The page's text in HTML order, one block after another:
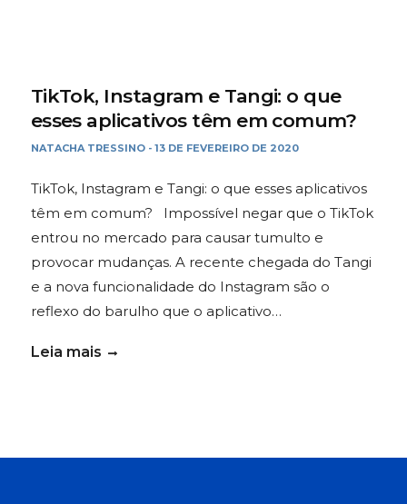
TikTok, Instagram e Tangi: o que
esses aplicativos têm em comum?
NATACHA TRESSINO - 13 DE FEVEREIRO DE 2020
TikTok, Instagram e Tangi: o que esses aplicativos
têm em comum? Impossível negar que o TikTok
entrou no mercado para causar tumulto e
provocar mudanças. A recente chegada do Tangi
e a nova funcionalidade do Instagram são o
reflexo do barulho que o aplicativo…
Leia mais